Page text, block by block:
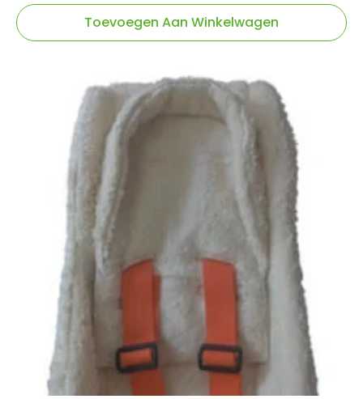
Toevoegen Aan Winkelwagen